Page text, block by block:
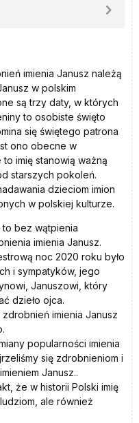
imienia Janusz należą
w polskim
są trzy daty, w których
to osobiste święto
się świętego patrona
ono obecne w
imię stanowią ważną
starszych pokoleń.
dzieciom imion
w polskiej kulturze.
bez wątpienia
imienia Janusz.
noc 2020 roku było
i sympatyków, jego
Januszowi, który
dzieło ojca.
imienia Janusz
popularności imienia
się zdrobnieniom i
Janusz..
że w historii Polski imię
ale również